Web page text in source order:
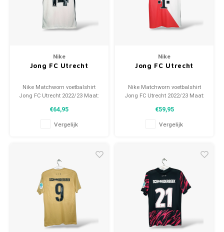
Nike
Jong FC Utrecht
Nike Matchworn voetbalshirt
Jong FC Utrecht 2022/23 Maat:
(gebruikt)
€64,95
Vergelijk
Nike
Jong FC Utrecht
Nike Matchworn voetbalshirt
Jong FC Utrecht 2022/23 Maat:
(gebruikt)
€59,95
Vergelijk